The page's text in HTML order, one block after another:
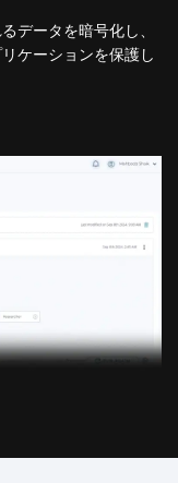
データを暗号化し、
ケーションを保護し